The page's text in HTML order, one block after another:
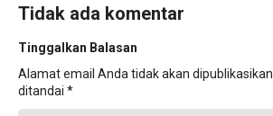
Tidak ada komentar
Tinggalkan Balasan
Alamat email Anda tidak akan dipublikasikan.
ditandai *